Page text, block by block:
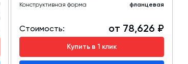
Конструктивная форма фланцевая
Стоимость: от 78,626 ₽
Купить в 1 клик